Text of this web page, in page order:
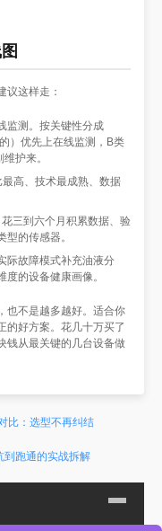
议这样走：
监测。按关键性分成
）优先上在线监测，B类
护来。
高、技术最成熟、数据
三到六个月积累数据、验
的传感器。
际故障模式补充油液分
的设备健康画像。
也不是越多越好。适合你
的好方案。花几十万买了
钱从最关键的几台设备做
比：选型不再纠结
到跑通的实战拆解